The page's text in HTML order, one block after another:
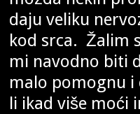
daju veliku
kod srca. Žalim
mi navodno biti
malo pomognu i
li ikad više moći